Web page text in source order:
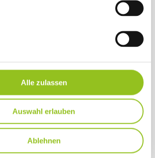
Alle zulassen
Auswahl erlauben
Ablehnen